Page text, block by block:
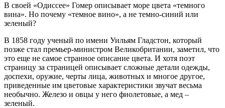
В своей «Одиссее» Гомер описывает море цвета «темного
вина». Но почему «темное вино», а не темно-синий или
зеленый?
В 1858 году ученый по имени Уильям Гладстон, который
позже стал премьер-министром Великобритании, заметил, что
это еще не самое странное описание цвета. И хотя поэт
страницу за страницей описывает сложные детали одежды,
доспехи, оружие, черты лица, животных и многое другое,
приведенные им цветовые характеристики звучат весьма
необычно. Железо и овцы у него фиолетовые, а мед –
зеленый.